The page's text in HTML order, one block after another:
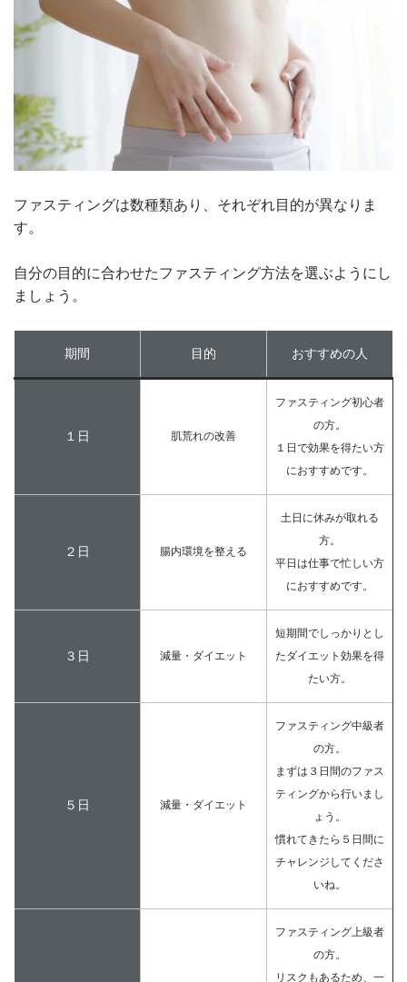
ファスティングは数種類あり、それぞれ目的が異なりま
す。
自分の目的に合わせたファスティング方法を選ぶようにし
ましょう。
期間 目的 おすすめの人
１日 肌荒れの改善
ファスティング初心者
の方。
１日で効果を得たい方
におすすめです。
２日 腸内環境を整える
土日に休みが取れる
方。
平日は仕事で忙しい方
におすすめです。
３日 減量・ダイエット
短期間でしっかりとし
たダイエット効果を得
たい方。
５日 減量・ダイエット
ファスティング中級者
の方。
まずは３日間のファス
ティングから行いまし
ょう。
慣れてきたら５日間に
チャレンジしてくださ
いね。
ファスティング上級者
の方。
リスクもあるため、一